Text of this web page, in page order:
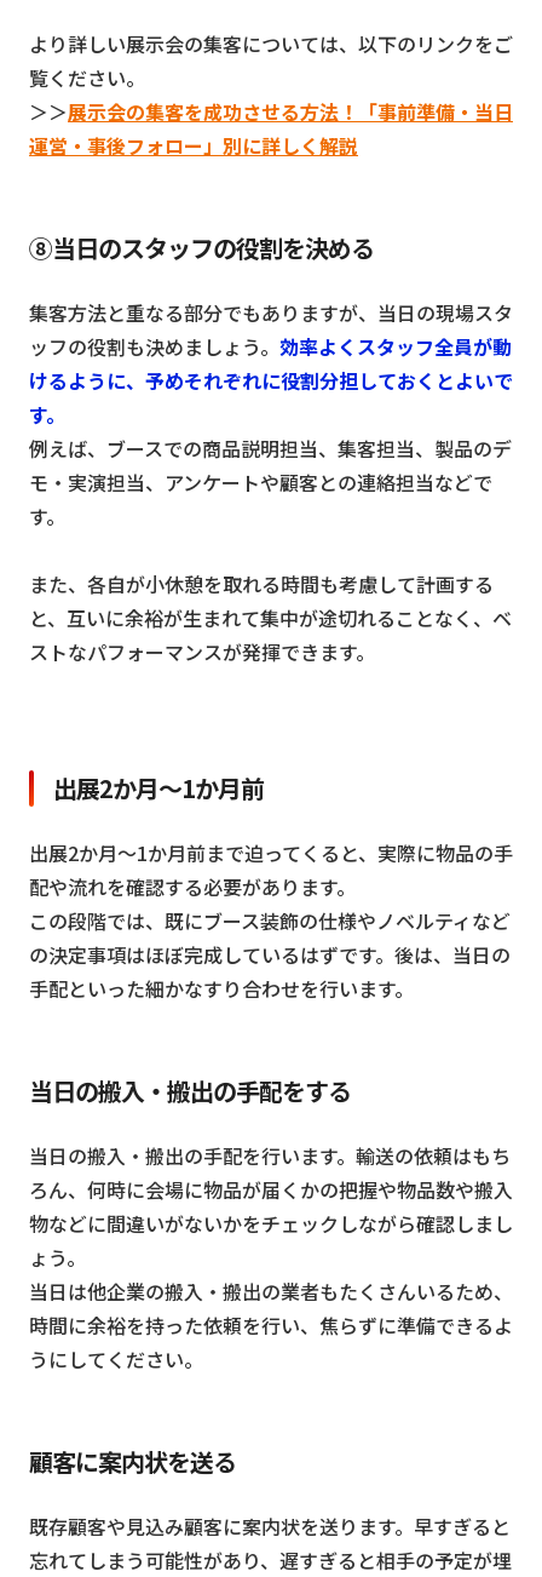
より詳しい展示会の集客については、以下のリンクをご
覧ください。
＞＞展示会の集客を成功させる方法！「事前準備・当日
運営・事後フォロー」別に詳しく解説
⑧当日のスタッフの役割を決める
集客方法と重なる部分でもありますが、当日の現場スタ
ッフの役割も決めましょう。 効率よくスタッフ全員が動
けるように、予めそれぞれに役割分担しておくとよいで
す。
例えば、ブースでの商品説明担当、集客担当、製品のデ
モ・実演担当、アンケートや顧客との連絡担当などで
す。
また、各自が小休憩を取れる時間も考慮して計画する
と、互いに余裕が生まれて集中が途切れることなく、ベ
ストなパフォーマンスが発揮できます。
出展2か月～1か月前
出展2か月～1か月前まで迫ってくると、実際に物品の手
配や流れを確認する必要があります。
この段階では、既にブース装飾の仕様やノベルティなど
の決定事項はほぼ完成しているはずです。後は、当日の
手配といった細かなすり合わせを行います。
当日の搬入・搬出の手配をする
当日の搬入・搬出の手配を行います。輸送の依頼はもち
ろん、何時に会場に物品が届くかの把握や物品数や搬入
物などに間違いがないかをチェックしながら確認しまし
ょう。
当日は他企業の搬入・搬出の業者もたくさんいるため、
時間に余裕を持った依頼を行い、焦らずに準備できるよ
うにしてください。
顧客に案内状を送る
既存顧客や見込み顧客に案内状を送ります。早すぎると
忘れてしまう可能性があり、遅すぎると相手の予定が埋